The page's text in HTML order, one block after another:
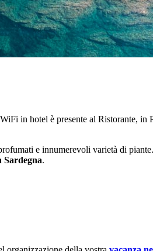
in hotel è presente al Ristorante, in
e innumerevoli varietà di
Sardegna.